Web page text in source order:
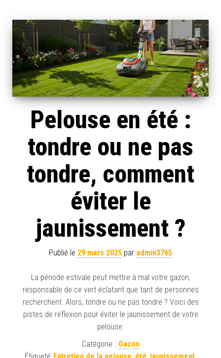
Pelouse en été :
tondre ou ne pas
tondre, comment
éviter le
jaunissement ?
Publié le 29 mars 2025 par admin3765
La période estivale peut mettre à mal votre gazon,
responsable de ce vert éclatant que tant de personnes
recherchent. Alors, tondre ou ne pas tondre ? Voici des
pistes de réflexion pour éviter le jaunissement de votre
pelouse.
Catégorie : Gazon